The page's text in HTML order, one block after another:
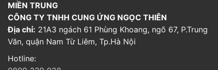
MIỀN TRUNG
CÔNG TY TNHH CUNG ỨNG NGỌC THIÊN
Địa chỉ: 21A3 ngách 61 Phùng Khoang, ngõ 67, P.Trung
Văn, quận Nam Từ Liêm, Tp.Hà Nội
Hotline: